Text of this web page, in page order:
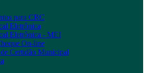
para CRC
Eletrônica
Eletrônica - MEI
On-line
Certidão Municipal